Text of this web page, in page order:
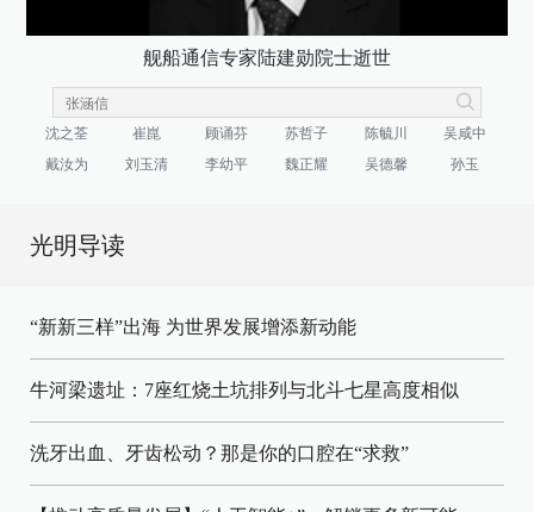
舰船通信专家陆建勋院士逝世
沈之荃 崔崑 顾诵芬 苏哲子 陈毓川
吴咸中
戴汝为
刘玉清 李幼平 魏正耀 吴德馨 孙玉
光明导读
“新新三样”出海 为世界发展增添新动能
牛河梁遗址：7座红烧土坑排列与北斗七星高度相似
洗牙出血、牙齿松动？那是你的口腔在“求救”